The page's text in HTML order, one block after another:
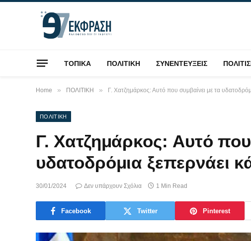
ΤΟΠΙΚΑ ΠΟΛΙΤΙΚΗ ΣΥΝΕΝΤΕΥΞΕΙΣ
Home » ΠΟΛΙΤΙΚΗ » Γ. Χατζημάρκος: Αυτό που συμβαίνει με τα
ΠΟΛΙΤΙΚΗ
Γ. Χατζημάρκος: Αυτό που
υδατοδρόμια ξεπερνάει
30/01/2024 Δεν υπάρχουν Σχόλια 1 Min Read
Facebook Twitter Pinterest